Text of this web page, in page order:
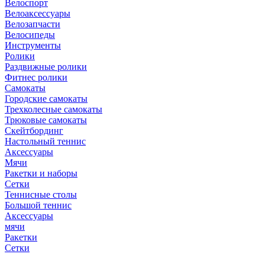
Велоспорт
Велоаксессуары
Велозапчасти
Велосипеды
Инструменты
Ролики
Раздвижные ролики
Фитнес ролики
Самокаты
Городские самокаты
Трехколесные самокаты
Трюковые самокаты
Скейтбординг
Настольный теннис
Аксессуары
Мячи
Ракетки и наборы
Сетки
Теннисные столы
Большой теннис
Аксессуары
мячи
Ракетки
Сетки